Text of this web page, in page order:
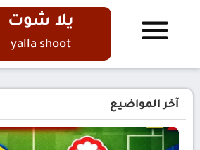
يلا شوت
yalla shoot
آخر المواضيع